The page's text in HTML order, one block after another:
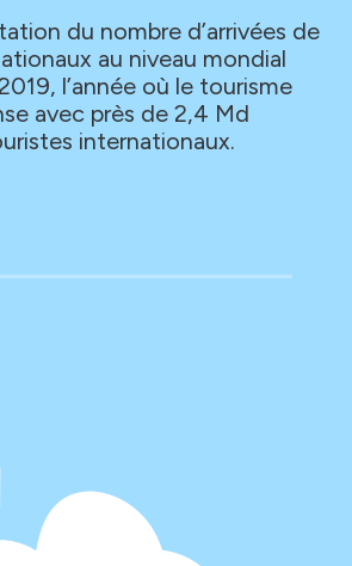
du nombre d’arrivées de
au niveau mondial
l’année où le tourisme
avec près de 2,4 Md
internationaux.